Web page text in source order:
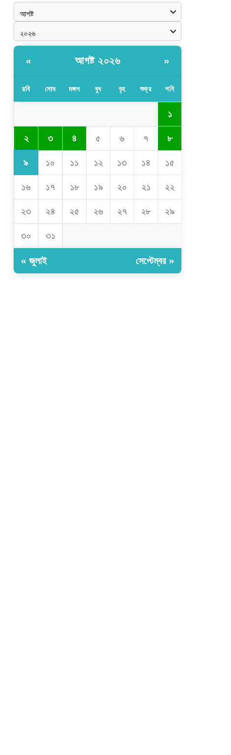
« আগষ্ট ২০২৬ »
রবি সোম মঙ্গল বুধ বৃহ শুক্র শনি
১
২ ৩ ৪ ৫ ৬ ৭ ৮
৯ ১০ ১১ ১২ ১৩ ১৪ ১৫
১৬ ১৭ ১৮ ১৯ ২০ ২১ ২২
২৩ ২৪ ২৫ ২৬ ২৭ ২৮ ২৯
৩০ ৩১
« জুলাই সেপ্টেম্বর »